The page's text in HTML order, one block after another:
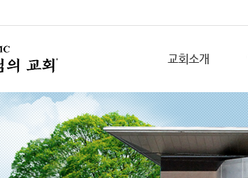
교회소개
초대합니다
교회의 비전
예배안내
섬기는 분들